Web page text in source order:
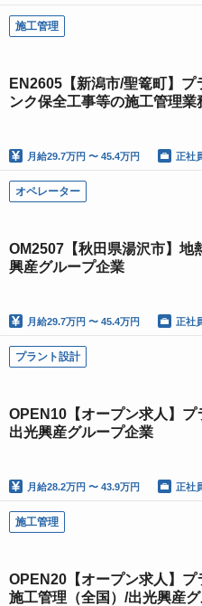
施工管理
EN2605【新潟市/聖篭町】プ
ンク保全工事等の施工管理
月給29.7万円 〜 45.4万円 正社
オペレーター
OM2507【秋田県湯沢市】地
興産グループ企業
月給29.7万円 〜 45.4万円 正社
プラント設計
OPEN10【オープン求人】
出光興産グループ企業
月給28.2万円 〜 43.9万円 正社
施工管理
OPEN20【オープン求人】
施工管理（全国）/出光興産